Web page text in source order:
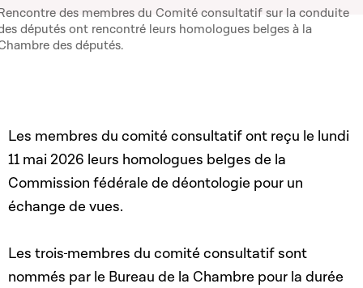
des membres du Comité consultatif sur la conduite
députés ont rencontré leurs homologues belges à la
des députés.
Les membres du comité consultatif ont reçu le lundi
11 mai 2026 leurs homologues belges de la
Commission fédérale de déontologie pour un
échange de vues.
Les trois membres du comité consultatif sont
nommés par le Bureau de la Chambre pour la durée